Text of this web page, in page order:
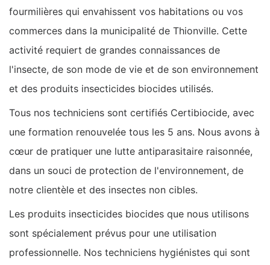
fourmilières qui envahissent vos habitations ou vos
commerces dans la municipalité de Thionville. Cette
activité requiert de grandes connaissances de
l'insecte, de son mode de vie et de son environnement
et des produits insecticides biocides utilisés.
Tous nos techniciens sont certifiés Certibiocide, avec
une formation renouvelée tous les 5 ans. Nous avons à
cœur de pratiquer une lutte antiparasitaire raisonnée,
dans un souci de protection de l'environnement, de
notre clientèle et des insectes non cibles.
Les produits insecticides biocides que nous utilisons
sont spécialement prévus pour une utilisation
professionnelle. Nos techniciens hygiénistes qui sont